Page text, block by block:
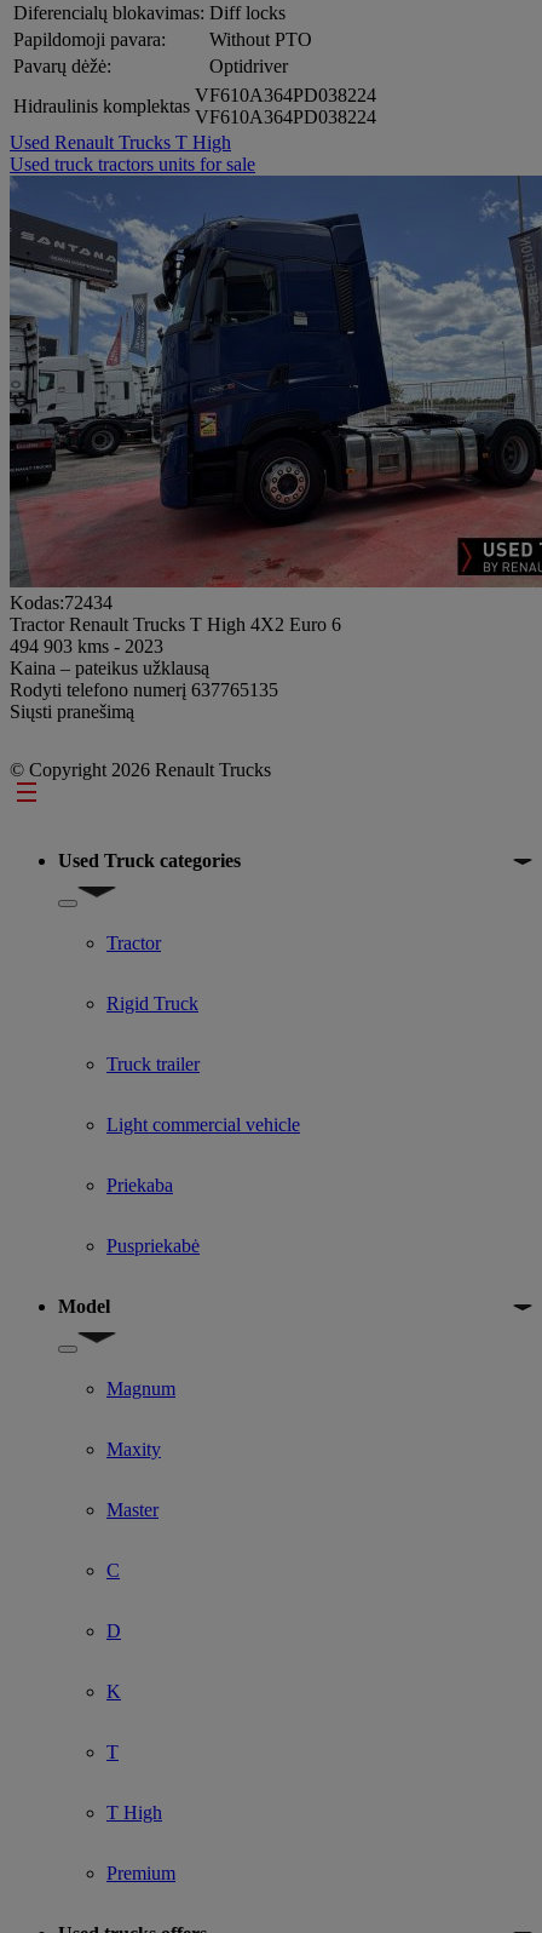
Diferencialų blokavimas: Diff locks
Papildomoji pavara:
Without PTO
Pavarų dėžė:
Optidriver
Hidraulinis komplektas
VF610A364PD038224
VF610A364PD038224
Used Renault Trucks T High
Used truck tractors units for sale
Kodas:72434
Tractor Renault Trucks T High 4X2 Euro 6
494 903 kms - 2023
Kaina – pateikus užklausą
Rodyti telefono numerį 637765135
Siųsti pranešimą
© Copyright 2026 Renault Trucks
Footer
Used Truck categories
Show submenu for Used Truck categories
Tractor
Rigid Truck
Truck trailer
Light commercial vehicle
Priekaba
Puspriekabė
Model
Show submenu for Model
Magnum
Maxity
Master
C
D
K
T
T High
Premium